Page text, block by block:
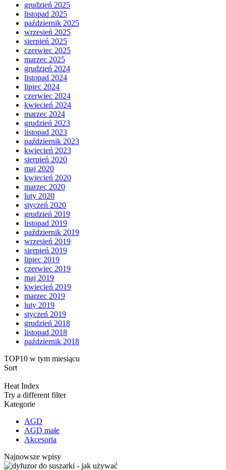
grudzień 2025
listopad 2025
październik 2025
wrzesień 2025
sierpień 2025
czerwiec 2025
marzec 2025
grudzień 2024
listopad 2024
lipiec 2024
czerwiec 2024
kwiecień 2024
marzec 2024
grudzień 2023
listopad 2023
październik 2023
kwiecień 2023
sierpień 2020
maj 2020
kwiecień 2020
marzec 2020
luty 2020
styczeń 2020
grudzień 2019
listopad 2019
październik 2019
wrzesień 2019
sierpień 2019
lipiec 2019
czerwiec 2019
maj 2019
kwiecień 2019
marzec 2019
luty 2019
styczeń 2019
grudzień 2018
listopad 2018
październik 2018
TOP10 w tym miesiącu
Sort
Heat Index
Try a different filter
Kategorie
AGD
AGD małe
Akcesoria
Najnowsze wpisy